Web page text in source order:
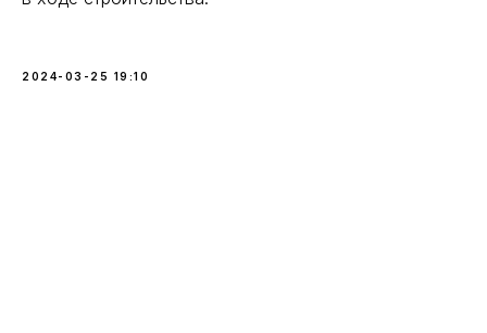
2024-03-25 19:10